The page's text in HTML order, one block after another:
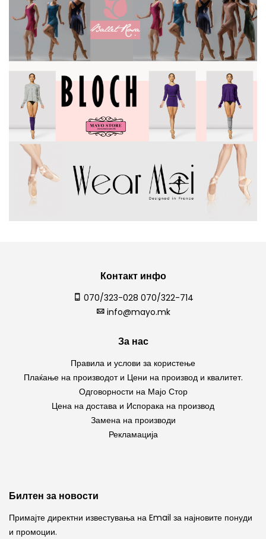
Контакт инфо
070/323-028 070/322-714
info@mayo.mk
За нас
Правила и услови за користење
Плаќање на производот и Цени на производ и квалитет.
Одговорности на Мајо Стор
Цена на достава и Испорака на производ
Замена на производи
Рекламација
Билтен за новости
Примајте директни известувања на Email за најновите понуди
и промоции.